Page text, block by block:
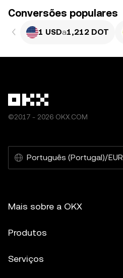
Conversões populares
1 USDa1,212 DOT
©2017 - 2026 OKX.COM
Português (Portugal)/EUR
Mais sobre a OKX
Produtos
Serviços